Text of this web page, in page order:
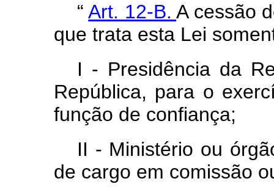
“Art. 12-B.A cessão
que trata esta Lei
I - Presidência da
República, para o
função de confiança;
II - Ministério ou
de cargo em comissão